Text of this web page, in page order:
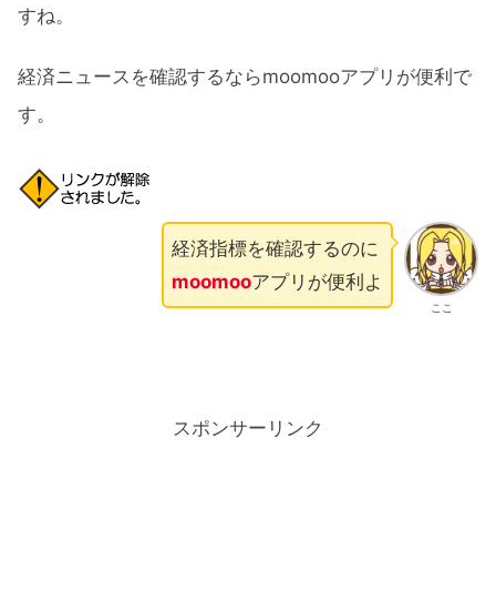
すね。
経済ニュースを確認するならmoomooアプリが便利で
す。
ここ
経済指標を確認するのに
moomooアプリが便利よ
スポンサーリンク